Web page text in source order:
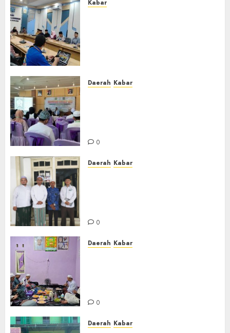
Kabar
Daerah Kabar
0
Daerah Kabar
0
Daerah Kabar
0
Daerah Kabar